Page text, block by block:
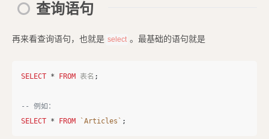
查询语句
再来看查询语句，也就是 select 。最基础的语句就是
SELECT * FROM 表名 ;
-- 例如：
SELECT * FROM `Articles` ;